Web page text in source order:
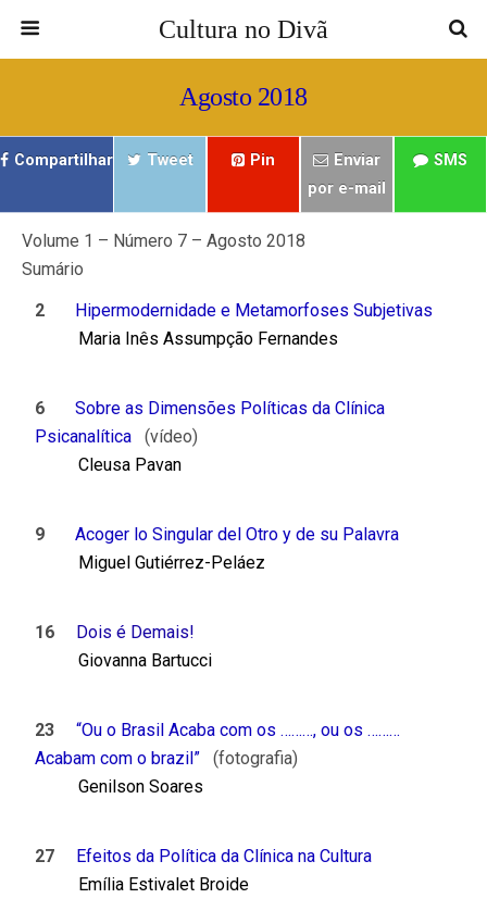
Cultura no Divã
Agosto 2018
Compartilhar Tweet Pin
Enviar
por e-mail
SMS
Volume 1 – Número 7 – Agosto 2018
Sumário
2
Hipermodernidade e Metamorfoses Subjetivas
Maria Inês Assumpção Fernandes
6
Sobre as Dimensões Políticas da Clínica
Psicanalítica (vídeo)
Cleusa Pavan
9
Acoger lo Singular del Otro y de su Palavra
Miguel Gutiérrez-Peláez
16
Dois é Demais!
Giovanna Bartucci
23
“Ou o Brasil Acaba com os ………, ou os ………
Acabam com o brazil” (fotografia)
Genilson Soares
27
Efeitos da Política da Clínica na Cultura
Emília Estivalet Broide